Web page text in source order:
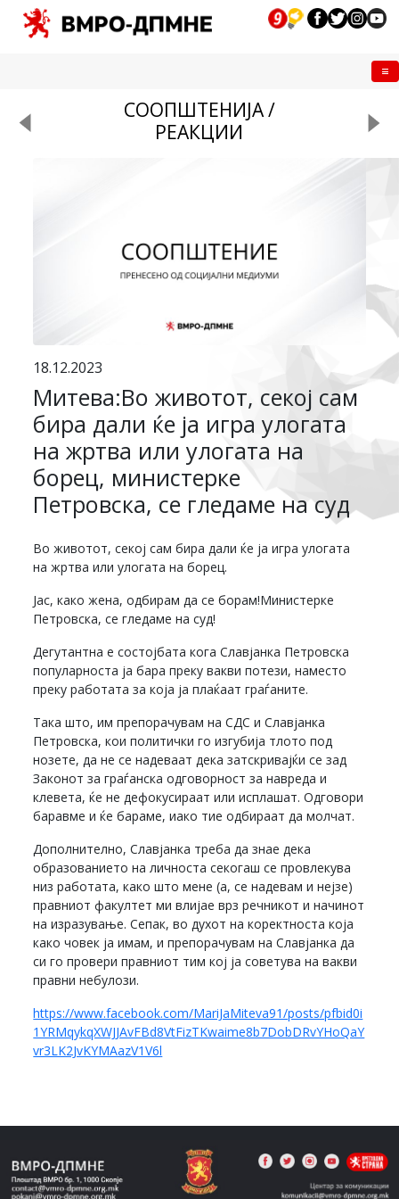
СООПШТЕНИЈА /
РЕАКЦИИ
18.12.2023
Митева:Во животот, секој сам
бира дали ќе ја игра улогата
на жртва или улогата на
борец, министерке
Петровска, се гледаме на суд
Во животот, секој сам бира дали ќе ја игра улогата
на жртва или улогата на борец.
Јас, како жена, одбирам да се борам!Министерке
Петровска, се гледаме на суд!
Дегутантна е состојбата кога Славјанка Петровска
популарноста ја бара преку вакви потези, наместо
преку работата за која ја плаќаат граѓаните.
Така што, им препорачувам на СДС и Славјанка
Петровска, кои политички го изгубија тлото под
нозете, да не се надеваат дека затскривајќи се зад
Законот за граѓанска одговорност за навреда и
клевета, ќе не дефокусираат или исплашат. Одговори
баравме и ќе бараме, иако тие одбираат да молчат.
Дополнително, Славјанка треба да знае дека
образованието на личноста секогаш се провлекува
низ работата, како што мене (а, се надевам и нејзе)
правниот факултет ми влијае врз речникот и начинот
на изразување. Сепак, во духот на коректноста која
како човек ја имам, и препорачувам на Славјанка да
си го провери правниот тим кој ја советува на вакви
правни небулози.
https://www.facebook.com/MariJaMiteva91/posts/pfbid0i
1YRMqykqXWJJAvFBd8VtFizTKwaime8b7DobDRvYHoQaY
vr3LK2JvKYMAazV1V6l